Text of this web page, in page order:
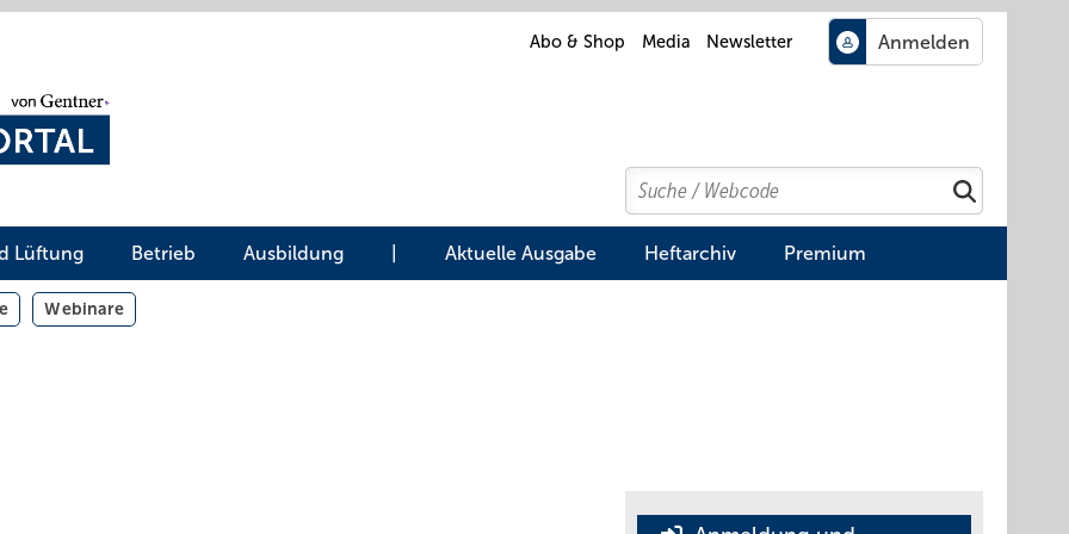
Abo & Shop Media Newsletter
Search
Suchen
Lüftung Betrieb Ausbildung Aktuelle Ausgabe Heftarchiv Premium
Webinare